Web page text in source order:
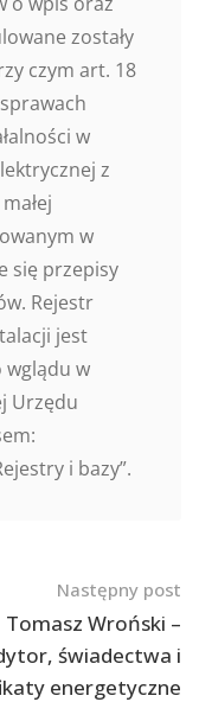
zostały
czym art. 18
w
z
w
się przepisy
Rejestr
jest
wglądu w
Urzędu
i bazy”.
Następny post
Tomasz Wroński –
świadectwa i
energetyczne